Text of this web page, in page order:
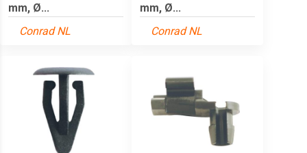
mm, Ø...
Conrad NL
mm, Ø...
Conrad NL